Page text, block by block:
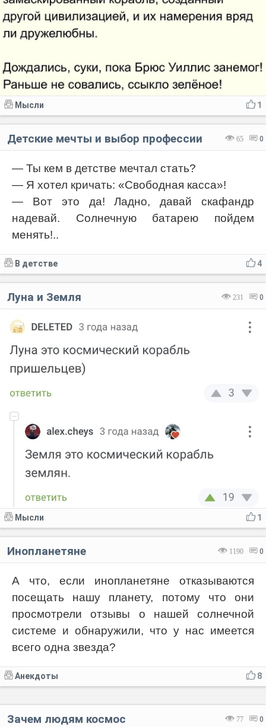
1
Мысли
65 0
Детские мечты и выбор профессии
— Ты кем в детстве мечтал стать?
— Я хотел кричать: «Свободная касса»!
— Вот это да! Ладно, давай скафандр
надевай. Солнечную батарею пойдем
менять!..
4
В детстве
231 0
Луна и Земля
1
Мысли
1190 0
Инопланетяне
А что, если инопланетяне отказываются
посещать нашу планету, потому что они
просмотрели отзывы о нашей солнечной
системе и обнаружили, что у нас имеется
всего одна звезда?
8
Анекдоты
77 0
Зачем людям космос